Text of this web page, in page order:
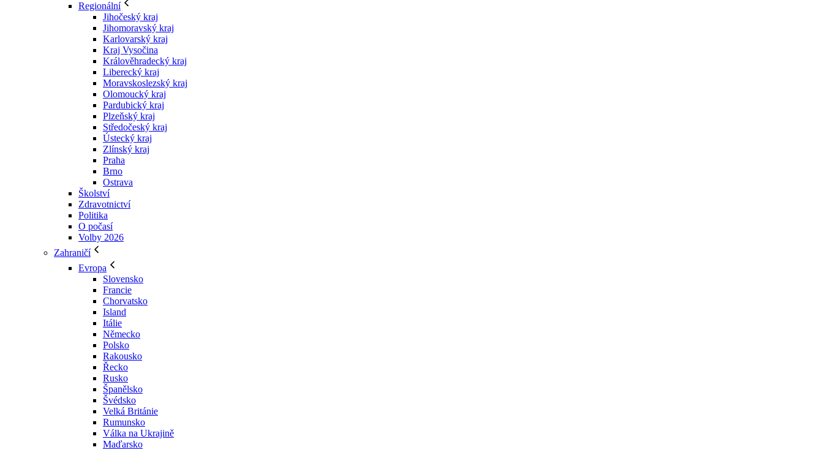
Regionální
Jihočeský kraj
Jihomoravský kraj
Karlovarský kraj
Kraj Vysočina
Králověhradecký kraj
Liberecký kraj
Moravskoslezský kraj
Olomoucký kraj
Pardubický kraj
Plzeňský kraj
Středočeský kraj
Ústecký kraj
Zlínský kraj
Praha
Brno
Ostrava
Školství
Zdravotnictví
Politika
O počasí
Volby 2026
Zahraničí
Evropa
Slovensko
Francie
Chorvatsko
Island
Itálie
Německo
Polsko
Rakousko
Řecko
Rusko
Španělsko
Švédsko
Velká Británie
Rumunsko
Válka na Ukrajině
Maďarsko